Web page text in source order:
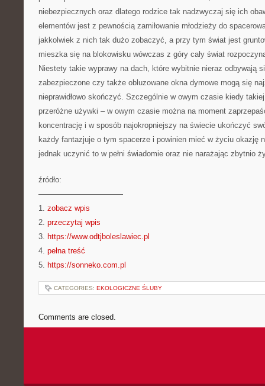
niebezpiecznych oraz dlatego rodzice tak nadzwyczaj się ich
elementów jest z pewnością zamiłowanie młodzieży do
jakkolwiek z nich tak dużo zobaczyć, a przy tym świat jest
mieszka się na blokowisku wówczas z góry cały świat
Niestety takie wyprawy na dach, które wybitnie nieraz odbywają
zabezpieczone czy także obluzowane okna dymowe mogą się
nieprawidłowo skończyć. Szczególnie w owym czasie kiedy
przeróżne używki – w owym czasie można na moment
koncentrację i w sposób najokropniejszy na świecie ukończyć
każdy fantazjuje o tym spacerze i powinien mieć w życiu okazję
jednak uczynić to w pełni świadomie oraz nie narażając zbytnio
źródło:
———————————
1. zobacz wpis
2. przeczytaj wpis
3. https://www.odtjboleslawiec.pl
4. pełna treść
5. https://sonneko.com.pl
CATEGORIES: EKOLOGICZNE ŚLUBY
Comments are closed.